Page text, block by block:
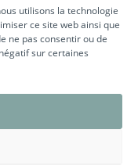
utilisons la technologie
ce site web ainsi que
ne pas consentir ou de
sur certaines